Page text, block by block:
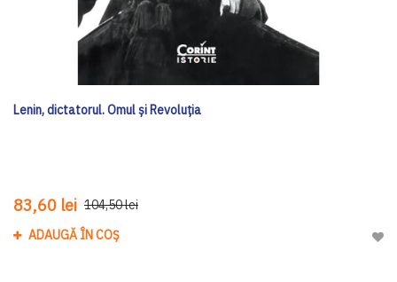
Lenin, dictatorul. Omul și Revoluția
83,60 lei 104,50 lei
ADAUGĂ ÎN COȘ